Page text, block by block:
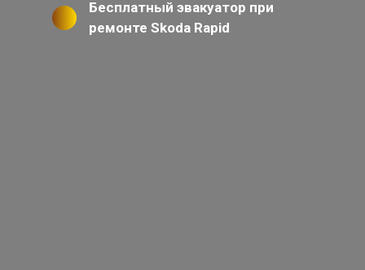
Бесплатный эвакуатор при
ремонте Skoda Rapid